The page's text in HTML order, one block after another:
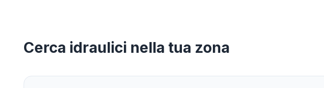
Cerca idraulici nella tua zona